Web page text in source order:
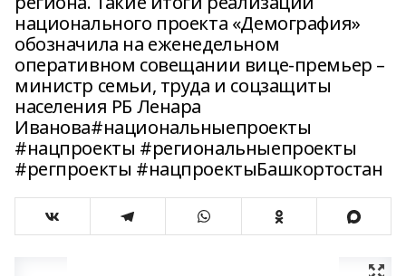
национального проекта «Демография»
обозначила на еженедельном
оперативном совещании вице-премьер –
министр семьи, труда и соцзащиты
населения РБ Ленара
Иванова#национальныепроекты
#нацпроекты #региональныепроекты
#регпроекты #нацпроектыБашкортостан